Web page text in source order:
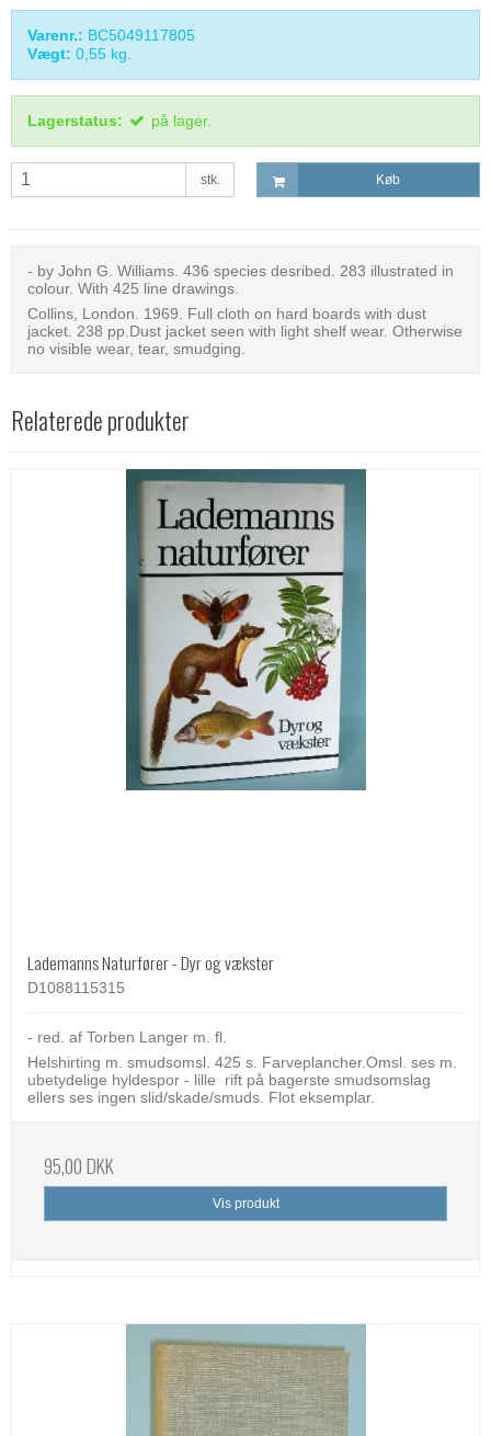
Varenr.: BC5049117805
Vægt: 0,55 kg.
Lagerstatus: på lager.
stk. Køb
- by John G. Williams. 436 species desribed. 283 illustrated in
colour. With 425 line drawings.
Collins, London. 1969. Full cloth on hard boards with dust
jacket. 238 pp.Dust jacket seen with light shelf wear. Otherwise
no visible wear, tear, smudging.
Relaterede produkter
Lademanns Naturfører - Dyr og vækster
D1088115315
- red. af Torben Langer m. fl.
Helshirting m. smudsomsl. 425 s. Farveplancher.Omsl. ses m.
ubetydelige hyldespor - lille rift på bagerste smudsomslag
ellers ses ingen slid/skade/smuds. Flot eksemplar.
95,00 DKK
Vis produkt